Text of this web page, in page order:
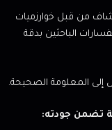
من قبل خوارزميات
الباحثين بدقة
إلى المعلومة الصحيحة.
تضمن جودته: